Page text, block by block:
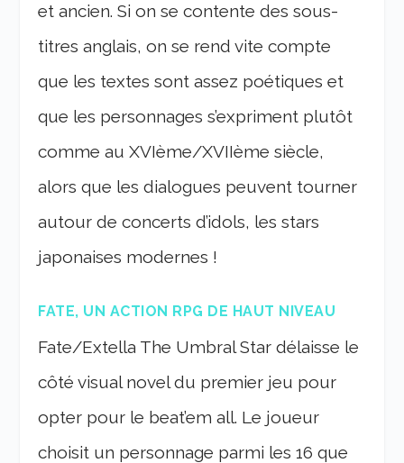
et ancien. Si on se contente des sous-
titres anglais, on se rend vite compte
que les textes sont assez poétiques et
que les personnages s’expriment plutôt
comme au XVIème/XVIIème siècle,
alors que les dialogues peuvent tourner
autour de concerts d’idols, les stars
japonaises modernes !
FATE, UN ACTION RPG DE HAUT NIVEAU
Fate/Extella The Umbral Star délaisse le
côté visual novel du premier jeu pour
opter pour le beat’em all. Le joueur
choisit un personnage parmi les 16 que